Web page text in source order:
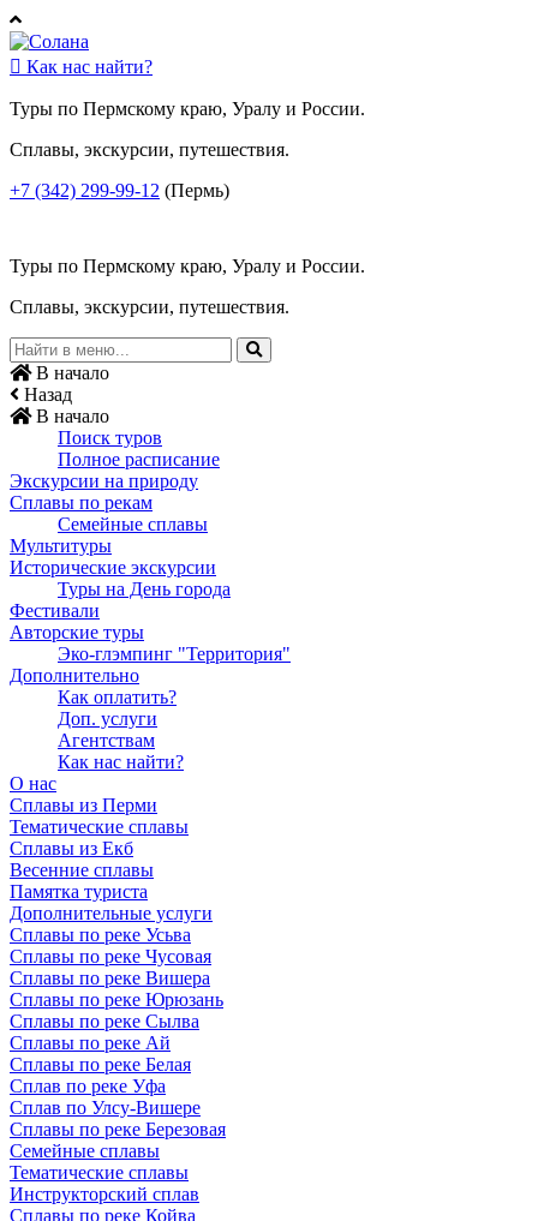
 Как нас найти?
Туры по Пермскому краю, Уралу и России.
Сплавы, экскурсии, путешествия.
+7 (342) 299-99-12 (Пермь)
Туры по Пермскому краю, Уралу и России.
Сплавы, экскурсии, путешествия.
В начало
Назад
В начало
Поиск туров
Полное расписание
Экскурсии на природу
Сплавы по рекам
Семейные сплавы
Мультитуры
Исторические экскурсии
Туры на День города
Фестивали
Авторские туры
Эко-глэмпинг "Территория"
Дополнительно
Как оплатить?
Доп. услуги
Агентствам
Как нас найти?
О нас
Сплавы из Перми
Тематические сплавы
Сплавы из Екб
Весенние сплавы
Памятка туриста
Дополнительные услуги
Сплавы по реке Усьва
Сплавы по реке Чусовая
Сплавы по реке Вишера
Сплавы по реке Юрюзань
Сплавы по реке Сылва
Сплавы по реке Ай
Сплавы по реке Белая
Сплав по реке Уфа
Сплав по Улсу-Вишере
Сплавы по реке Березовая
Семейные сплавы
Тематические сплавы
Инструкторский сплав
Сплавы по реке Койва